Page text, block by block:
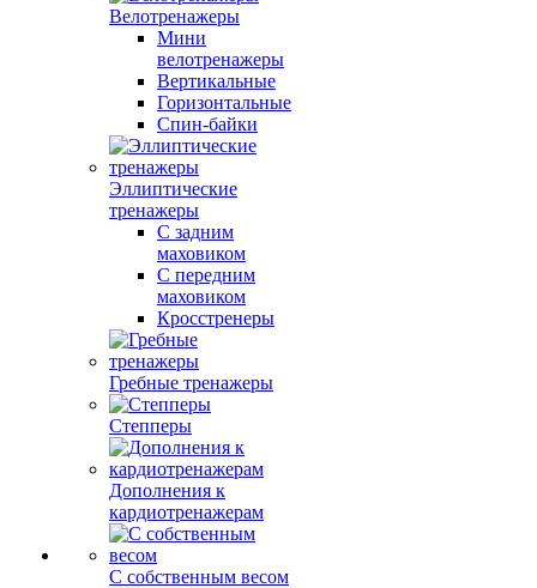
Велотренажеры
Мини
велотренажеры
Вертикальные
Горизонтальные
Спин-байки
Эллиптические
тренажеры
С задним
маховиком
С передним
маховиком
Кросстренеры
Гребные тренажеры
Степперы
Дополнения к
кардиотренажерам
С собственным весом